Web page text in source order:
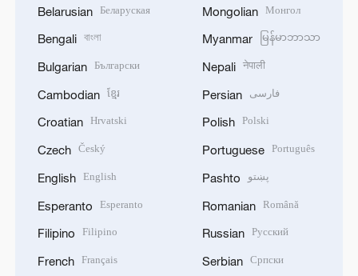
Belarusian Беларуская
Bengali বাংলা
Bulgarian Български
Cambodian ខ្មែរ
Croatian Hrvatski
Czech Český
English English
Esperanto Esperanto
Filipino Filipino
French Français
Mongolian Монгол
Myanmar မြန်မာဘာသာ
Nepali नेपाली
Persian فارسی
Polish Polski
Portuguese Português
Pashto پښتو
Romanian Română
Russian Русский
Serbian Српски